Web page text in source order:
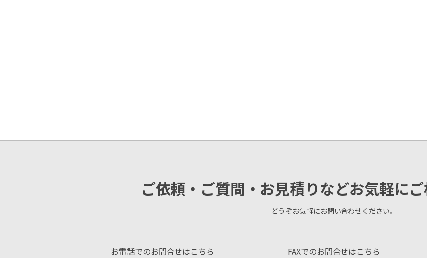
ご依頼・ご質問・お見積りなどお気軽にご
どうぞお気軽にお問い合わせください。
お電話でのお問合せはこちら FAXでのお問合せはこちら